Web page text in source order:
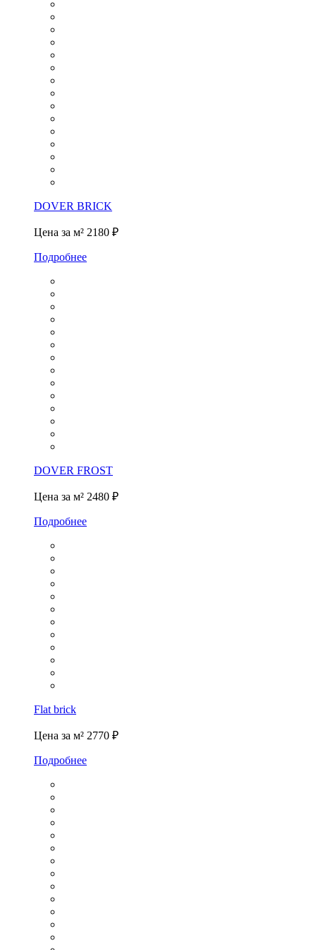
DOVER BRICK
Цена за м² 2180 ₽
Подробнее
DOVER FROST
Цена за м² 2480 ₽
Подробнее
Flat brick
Цена за м² 2770 ₽
Подробнее